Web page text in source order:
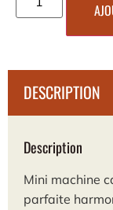
DESCRIPTION
Description
Mini machine
parfaite